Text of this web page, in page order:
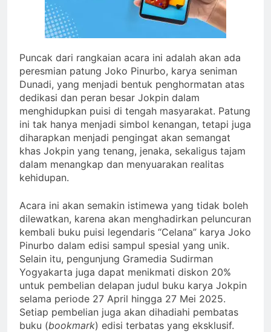
Puncak dari rangkaian acara ini adalah akan ada
peresmian patung Joko Pinurbo, karya seniman
Dunadi, yang menjadi bentuk penghormatan atas
dedikasi dan peran besar Jokpin dalam
menghidupkan puisi di tengah masyarakat. Patung
ini tak hanya menjadi simbol kenangan, tetapi juga
diharapkan menjadi pengingat akan semangat
khas Jokpin yang tenang, jenaka, sekaligus tajam
dalam menangkap dan menyuarakan realitas
kehidupan.
Acara ini akan semakin istimewa yang tidak boleh
dilewatkan, karena akan menghadirkan peluncuran
kembali buku puisi legendaris “Celana” karya Joko
Pinurbo dalam edisi sampul spesial yang unik.
Selain itu, pengunjung Gramedia Sudirman
Yogyakarta juga dapat menikmati diskon 20%
untuk pembelian delapan judul buku karya Jokpin
selama periode 27 April hingga 27 Mei 2025.
Setiap pembelian juga akan dihadiahi pembatas
buku (bookmark) edisi terbatas yang eksklusif.